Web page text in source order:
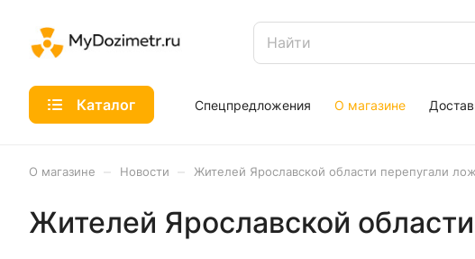
Каталог Спецпредложения О магазине
О магазине Новости Жителей Ярославской области перепугали
Жителей Ярославской